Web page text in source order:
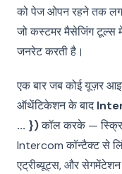
को पेज ओपन रहने तक
जो कस्टमर मैसेजिंग टूल्स
जनरेट करती है।
एक बार जब कोई यूज़र
ऑथेंटिकेशन के बाद
... })कॉल करके —
Intercom कॉन्टैक्ट से
एट्रीब्यूट्स, और